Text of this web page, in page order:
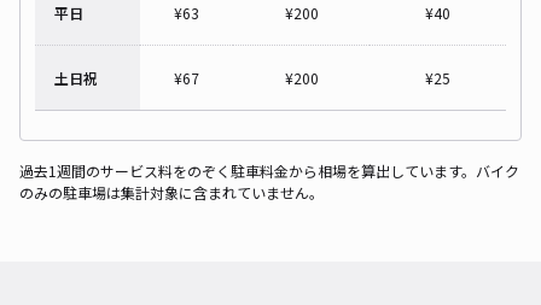
平日 ¥63 ¥200 ¥40
土日祝 ¥67 ¥200 ¥25
過去1週間のサービス料をのぞく駐車料金から相場を算出しています。バイク
のみの駐車場は集計対象に含まれていません。